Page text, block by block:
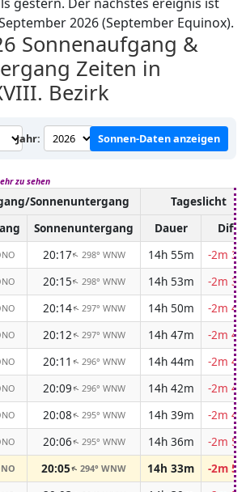
2026 (September Equinox).
Sonnenaufgang &
Zeiten in
Bezirk
Jahr: Sonnen-Daten anzeigen
zu sehen
Sonnenuntergang
Tageslicht
Sonnenuntergang Dauer
Diff.
20:17↑ 298° WNW 14h 55m
-2m
20:15↑ 298° WNW 14h 53m
-2m
20:14↑ 297° WNW 14h 50m
-2m
20:12↑ 297° WNW 14h 47m
-2m
20:11 ↑ 296° WNW 14h 44m
-2m
20:09↑ 296° WNW 14h 42m
-2m
20:08↑ 295° WNW 14h 39m
-2m
20:06↑ 295° WNW 14h 36m
-2m
20:05↑294° WNW 14h 33m
-2m